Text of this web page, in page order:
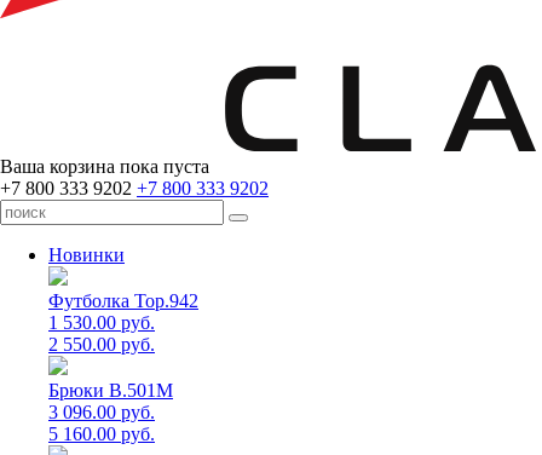
Ваша корзина пока пуста
+7 800 333 9202 +7 800 333 9202
Новинки
Футболка Top.942
1 530.00 руб.
2 550.00 руб.
Брюки B.501M
3 096.00 руб.
5 160.00 руб.